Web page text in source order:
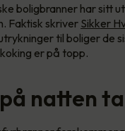
boligbranner har sitt
Faktisk skriver Sikker
til boliger de
er på topp.
natten